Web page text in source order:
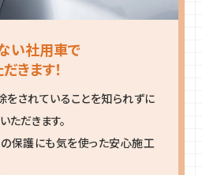
い社用車で
きます！
されていることを知られずに
ただきます。
保護にも気を使った安心施工